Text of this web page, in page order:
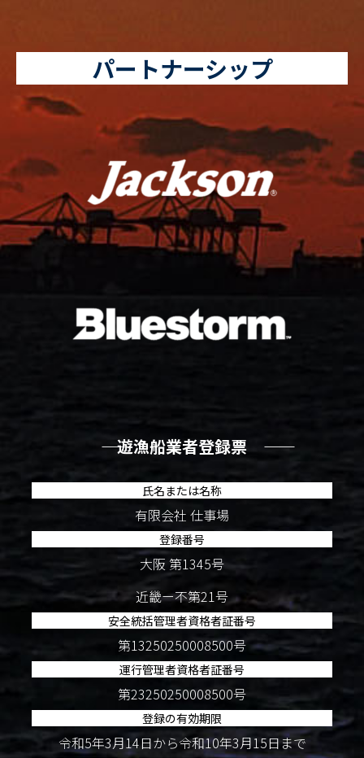
パートナーシップ
―― 遊漁船業者登録票 ――
氏名または名称
有限会社 仕事場
登録番号
大阪 第1345号
近畿ー不第21号
安全統括管理者資格者証番号
第13250250008500号
運行管理者資格者証番号
第23250250008500号
登録の有効期限
令和5年3月14日から令和10年3月15日まで